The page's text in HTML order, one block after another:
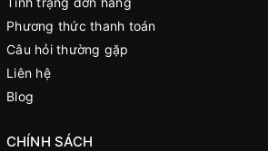
Phương thức thanh toán
Câu hỏi thường gặp
Liên hệ
Blog
CHÍNH SÁCH